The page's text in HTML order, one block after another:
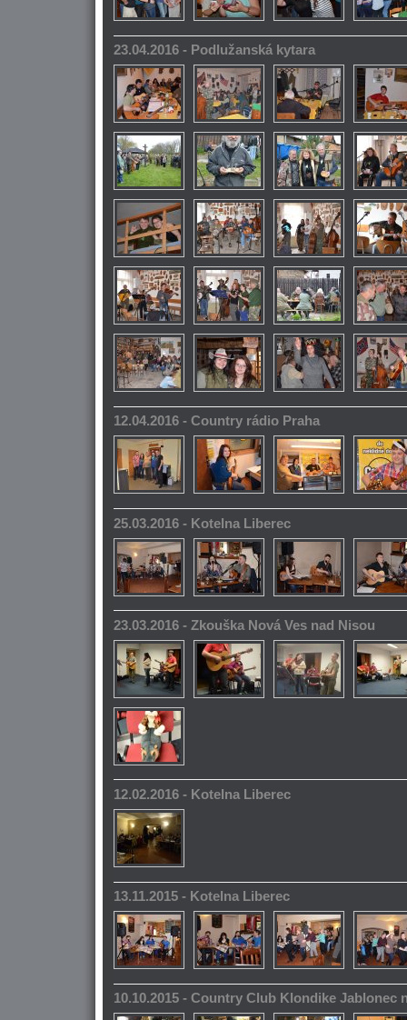
23.04.2016 - Podlužanská kytara
12.04.2016 - Country rádio Praha
25.03.2016 - Kotelna Liberec
23.03.2016 - Zkouška Nová Ves nad Nisou
12.02.2016 - Kotelna Liberec
13.11.2015 - Kotelna Liberec
10.10.2015 - Country Club Klondike Jablonec